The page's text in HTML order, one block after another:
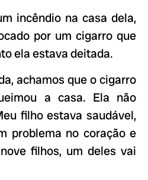
incêndio na casa dela,
por um cigarro que
ela estava deitada.
achamos que o cigarro
a casa. Ela não
filho estava saudável,
problema no coração e
filhos, um deles vai